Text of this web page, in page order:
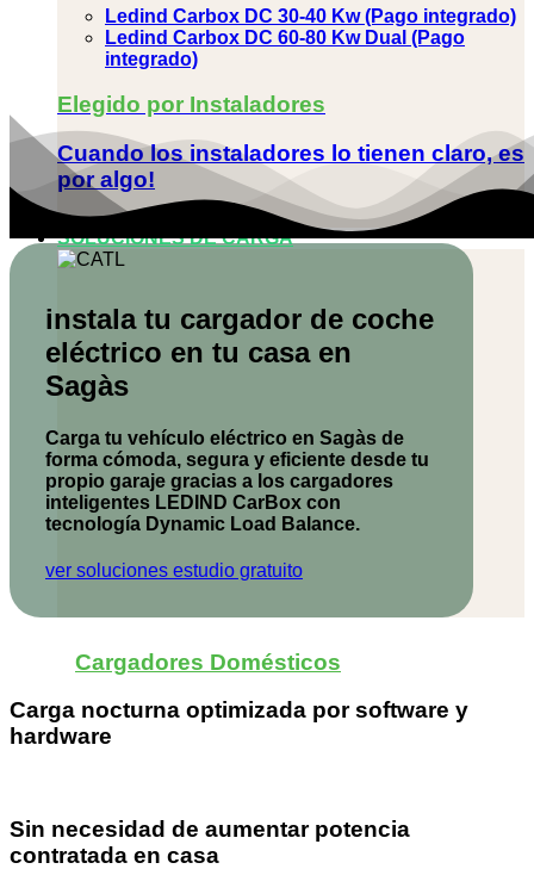
Ledind Carbox DC 30-40 Kw (Pago integrado)
Ledind Carbox DC 60-80 Kw Dual (Pago
integrado)
Elegido por Instaladores
Cuando los instaladores lo tienen claro, es
por algo!
SOLUCIONES DE CARGA
Cargadores Domésticos
instala tu cargador de coche
eléctrico en tu casa en
Sagàs
Carga tu vehículo eléctrico en Sagàs de
forma cómoda, segura y eficiente desde tu
propio garaje gracias a los cargadores
inteligentes LEDIND CarBox con
tecnología Dynamic Load Balance.
ver soluciones estudio gratuito
Carga nocturna optimizada por software y
hardware
Sin necesidad de aumentar potencia
contratada en casa